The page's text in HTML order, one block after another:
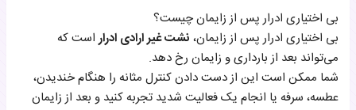
بی اختیاری ادرار پس از زایمان چیست؟
بی اختیاری ادرار پس از زایمان، نشت غیر ارادی ادراراست که
می‌تواند بعد از بارداری و زایمان رخ دهد.
شما ممکن است این از دست دادن کنترل مثانه را هنگام خندیدن،
عطسه، سرفه یا انجام یک فعالیت شدید تجربه کنید و بعد از زایمان